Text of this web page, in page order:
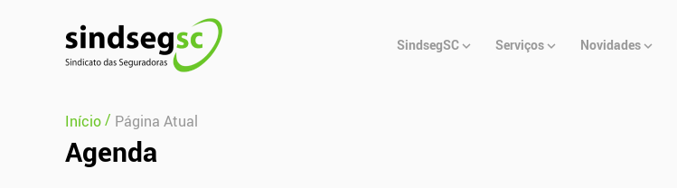
Principal
SindsegSC Serviços Novidades
Início/ Página Atual
Agenda